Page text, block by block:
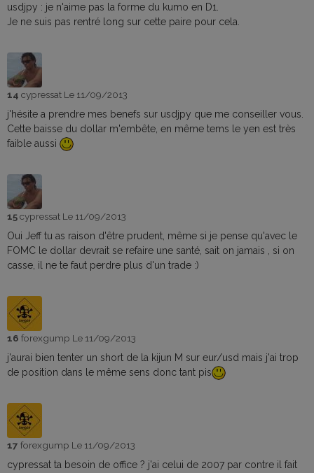
usdjpy : je n'aime pas la forme du kumo en D1.
Je ne suis pas rentré long sur cette paire pour cela.
14 cypressat Le 11/09/2013
j'hésite a prendre mes benefs sur usdjpy que me conseiller vous.
Cette baisse du dollar m'embête, en même tems le yen est très
faible aussi
15cypressat Le 11/09/2013
Oui Jeff tu as raison d'être prudent, même si je pense qu'avec le
FOMC le dollar devrait se refaire une santé, sait on jamais , si on
casse, il ne te faut perdre plus d'un trade :)
16 forexgump Le 11/09/2013
j'aurai bien tenter un short de la kijun M sur eur/usd mais j'ai trop
de position dans le même sens donc tant pis
17 forexgump Le 11/09/2013
cypressat ta besoin de office ? j'ai celui de 2007 par contre il fait